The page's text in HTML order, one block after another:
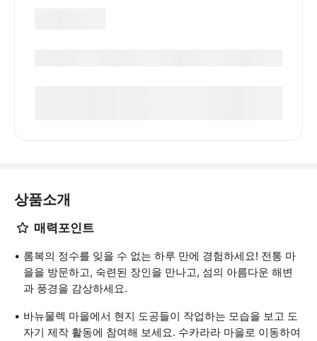
상품소개
매력포인트
롬복의 정수를 잊을 수 없는 하루 만에 경험하세요! 전통 마
을을 방문하고, 숙련된 장인을 만나고, 섬의 아름다운 해변
과 풍경을 감상하세요.
바뉴물렉 마을에서 현지 도공들이 작업하는 모습을 보고 도
자기 제작 활동에 참여해 보세요. 수카라라 마을로 이동하여